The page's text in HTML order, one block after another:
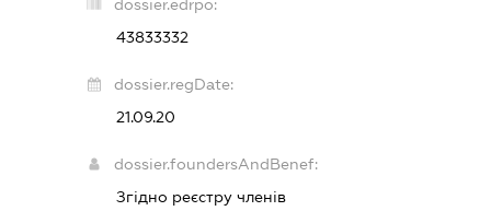
dossier.edrpo:
43833332
dossier.regDate:
21.09.20
dossier.foundersAndBenef:
Згідно реєстру членів